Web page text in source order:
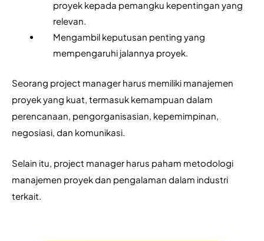
proyek kepada pemangku kepentingan yang
relevan.
Mengambil keputusan penting yang
mempengaruhi jalannya proyek.
Seorang project manager harus memiliki manajemen
proyek yang kuat, termasuk kemampuan dalam
perencanaan, pengorganisasian, kepemimpinan,
negosiasi, dan komunikasi.
Selain itu, project manager harus paham metodologi
manajemen proyek dan pengalaman dalam industri
terkait.